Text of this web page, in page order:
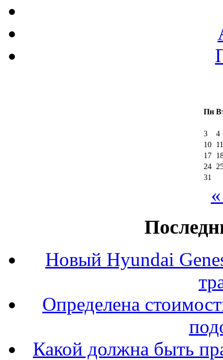
Пн
3
4
10
11
17
24
31
Новый Hyundai
Определена
Какой должна быть